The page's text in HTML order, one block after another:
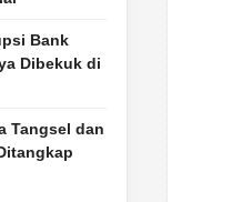
Bank
Dibekuk di
Tangsel dan